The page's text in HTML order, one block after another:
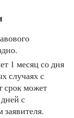
1 месяц со дня
случаях с
срок может
с